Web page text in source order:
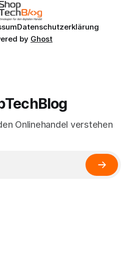
Datenschutzerklärung
by Ghost
Onlinehandel verstehen